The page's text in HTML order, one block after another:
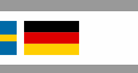
N120R